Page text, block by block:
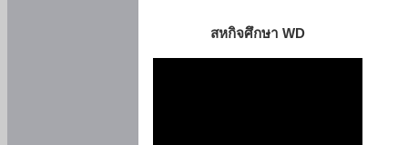
สหกิจศึกษา WD